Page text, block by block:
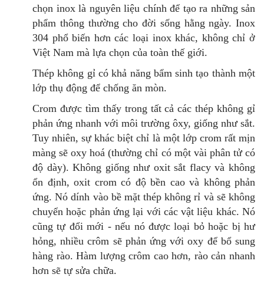
chọn inox là nguyên liệu chính để tạo ra những sản
phẩm thông thường cho đời sống hằng ngày. Inox
304 phổ biến hơn các loại inox khác, không chỉ ở
Việt Nam mà lựa chọn của toàn thế giới.
Thép không gỉ có khả năng bẩm sinh tạo thành một
lớp thụ động để chống ăn mòn.
Crom được tìm thấy trong tất cả các thép không gỉ
phản ứng nhanh với môi trường ôxy, giống như sắt.
Tuy nhiên, sự khác biệt chỉ là một lớp crom rất mịn
màng sẽ oxy hoá (thường chỉ có một vài phân tử có
độ dày). Không giống như oxit sắt flacy và không
ổn định, oxit crom có độ bền cao và không phản
ứng. Nó dính vào bề mặt thép không rỉ và sẽ không
chuyển hoặc phản ứng lại với các vật liệu khác. Nó
cũng tự đổi mới - nếu nó được loại bỏ hoặc bị hư
hỏng, nhiều crôm sẽ phản ứng với oxy để bổ sung
hàng rào. Hàm lượng crôm cao hơn, rào cản nhanh
hơn sẽ tự sửa chữa.